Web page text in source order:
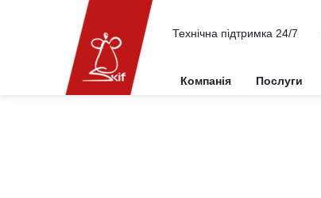
Технічна підтримка 24/7
Компанія Послуги